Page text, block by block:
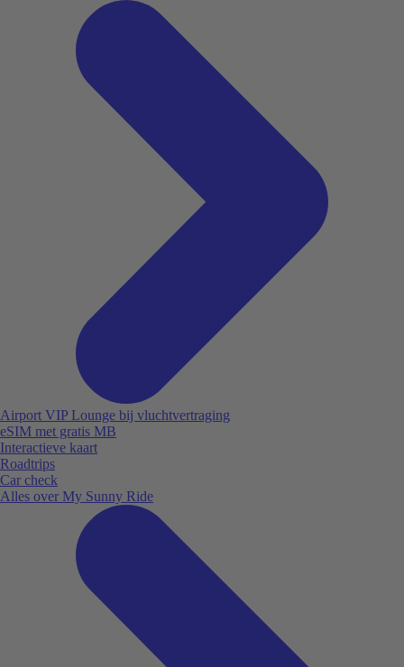
Airport VIP Lounge bij vluchtvertraging
eSIM met gratis MB
Interactieve kaart
Roadtrips
Car check
Alles over My Sunny Ride